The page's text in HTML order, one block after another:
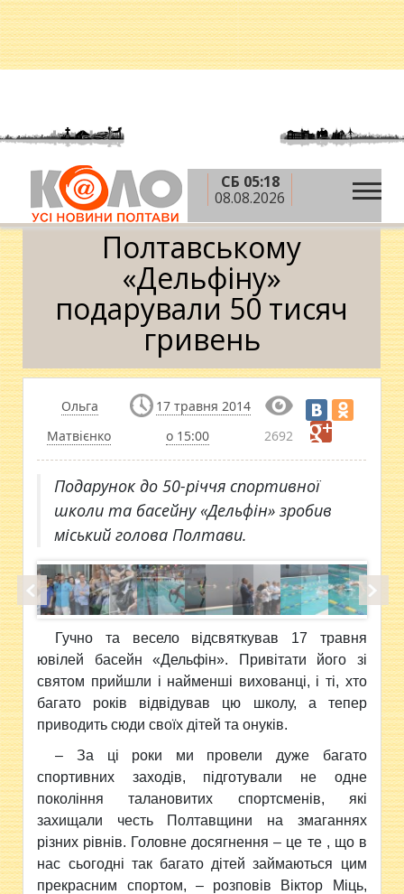
СБ 05:18
08.08.2026
Головна » Новини » Спорт »Полтавському
«Дельфіну» подарували 50 тисяч гривень
Полтавському
«Дельфіну»
подарували 50 тисяч
гривень
Ольга
Матвієнко
17 травня 2014
о 15:00
2692
Подарунок до 50-річчя спортивної
школи та басейну «Дельфін» зробив
міський голова Полтави.
Гучно та весело відсвяткував 17 травня
ювілей басейн «Дельфін». Привітати його зі
святом прийшли і найменші вихованці, і ті, хто
багато років відвідував цю школу, а тепер
приводить сюди своїх дітей та онуків.
– За ці роки ми провели дуже багато
спортивних заходів, підготували не одне
покоління талановитих спортсменів, які
захищали честь Полтавщини на змаганнях
різних рівнів. Головне досягнення – це те , що в
нас сьогодні так багато дітей займаються цим
прекрасним спортом, – розповів Віктор Міць,